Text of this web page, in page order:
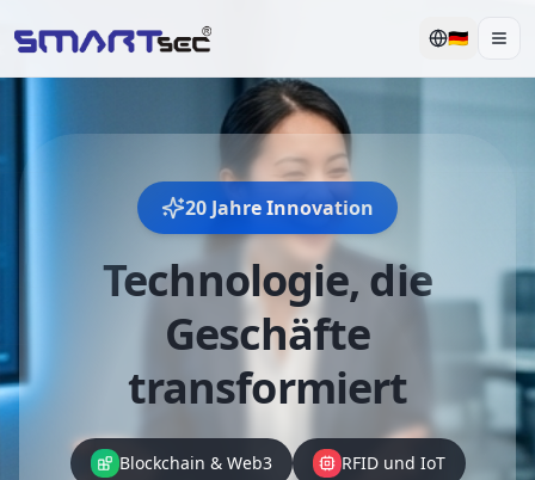
🇩🇪
20 Jahre Innovation
Technologie, die
Geschäfte
transformiert
Blockchain & Web3 RFID und IoT